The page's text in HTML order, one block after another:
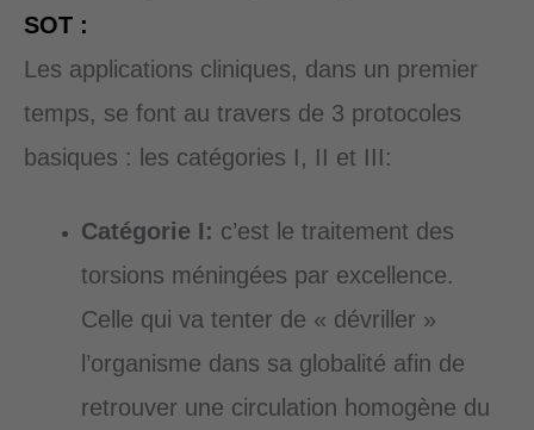
SOT :
Les applications cliniques, dans un premier
temps, se font au travers de 3 protocoles
basiques : les catégories I, II et III:
Catégorie I: c’est le traitement des
torsions méningées par excellence.
Celle qui va tenter de « dévriller »
l’organisme dans sa globalité afin de
retrouver une circulation homogène du